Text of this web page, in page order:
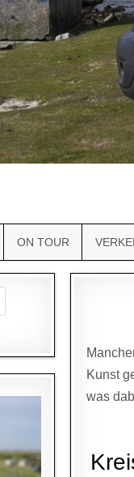
ON TOUR
Kunst
was